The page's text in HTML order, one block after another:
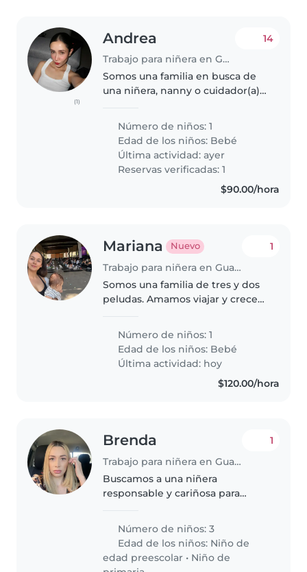
(1)
Andrea
Trabajo para niñera en Guadalajara
14
Somos una familia en busca de
una niñera, nanny o cuidador(a)
cariñoso y energético, tiene 3
meses. Necesitamos a alguien
que se sienta cómodo/a
Número de niños: 1
Edad de los niños: Bebé
Última actividad: ayer
Reservas verificadas: 1
$90.00/hora
Mariana Nuevo
Trabajo para niñera en Guadalajara
1
Somos una familia de tres y dos
peludas. Amamos viajar y crecer
Número de niños: 1
Edad de los niños: Bebé
Última actividad: hoy
$120.00/hora
Brenda
Trabajo para niñera en Guadalajara
1
Buscamos a una niñera
responsable y cariñosa para
gemelas de 5 años y un varón de
10 años
Número de niños: 3
Edad de los niños: Niño de
edad preescolar • Niño de